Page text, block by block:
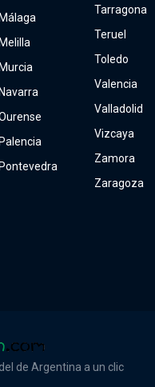
Málaga
Melilla
Murcia
Navarra
Palencia
Pontevedra
Tarragona
Teruel
Toledo
Valencia
Valladolid
Vizcaya
Zamora
Zaragoza
de Argentina a un clic